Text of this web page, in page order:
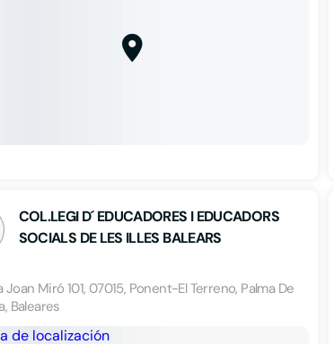
COL.LEGI D´ EDUCADORES I EDUCADORS
SOCIALS DE LES ILLES BALEARS
Joan Miró 101, 07015, Ponent-El Terreno, Palma De
Baleares